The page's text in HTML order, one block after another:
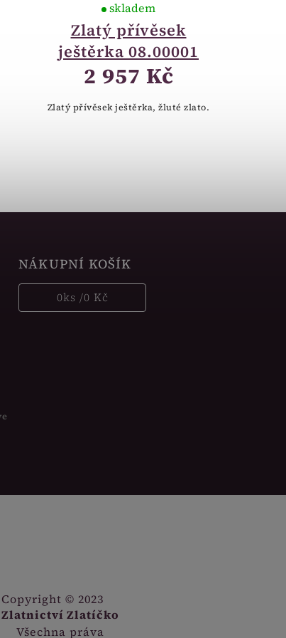
Zlatý přívěsek
ještěrka 08.00001
skladem
2 957 Kč
Zlatý přívěsek ještěrka, žluté zlato.
NÁKUPNÍ KOŠÍK
0ks /0 Kč
Copyright © 2023
Zlatnictví Zlatíčko
Všechna práva